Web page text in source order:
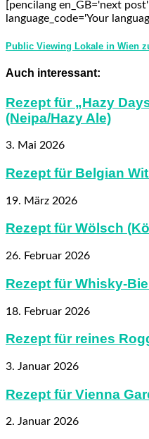
[pencilang en_GB='next
language_code='Your
Public Viewing Lokale in Wien
Auch interessant:
Rezept für „Hazy
(Neipa/Hazy Ale)
3. Mai 2026
Rezept für Belgian
19. März 2026
Rezept für Wölsch
26. Februar 2026
Rezept für Whisky-
18. Februar 2026
Rezept für reines
3. Januar 2026
Rezept für Vienna
2. Januar 2026